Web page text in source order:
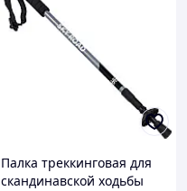
Палка треккинговая для
скандинавской ходьбы